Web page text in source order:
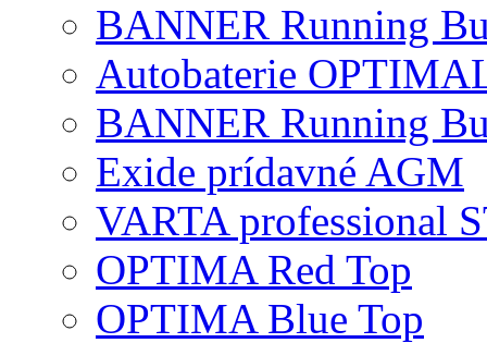
BANNER Running
Autobaterie
BANNER Running
Exide prídavné AGM
VARTA professional
OPTIMA Red Top
OPTIMA Blue Top